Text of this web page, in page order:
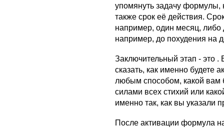
упомянуть задачу формулы,
также срок её действия.
например, один месяц, либо
например, до похудения на
Заключительный этап - это
сказать, как именно будете
любым способом, какой вам
силами всех стихий или
именно так, как вы указали
После активации формула